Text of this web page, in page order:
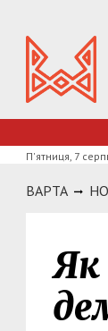
П'ятниця, 7
ВАРТА
Як